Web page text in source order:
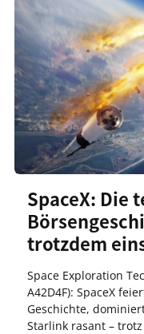
SpaceX: Die
trotzdem
Space Exploration
A42D4F): SpaceX
Geschichte,
Starlink rasant –